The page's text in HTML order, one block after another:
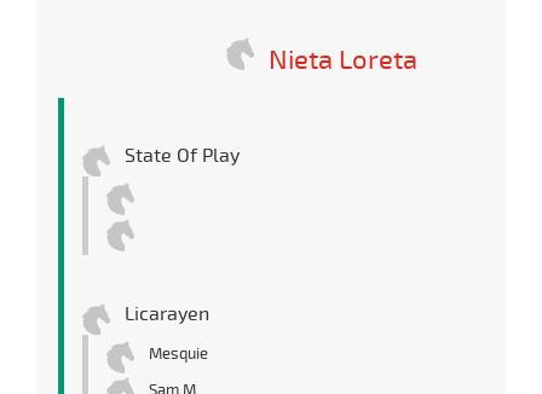
Nieta Loreta
State Of Play
Licarayen
Mesquie